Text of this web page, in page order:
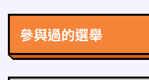
參與過的選舉